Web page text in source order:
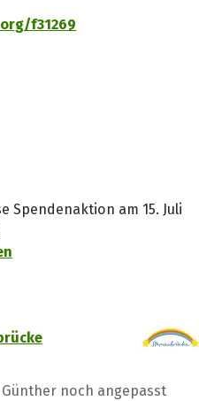
f31269
Spendenaktion am 15. Juli
noch angepasst